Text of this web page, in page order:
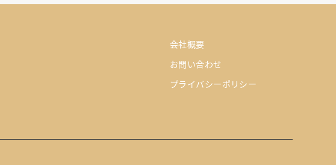
会社概要
お問い合わせ
プライバシーポリシー